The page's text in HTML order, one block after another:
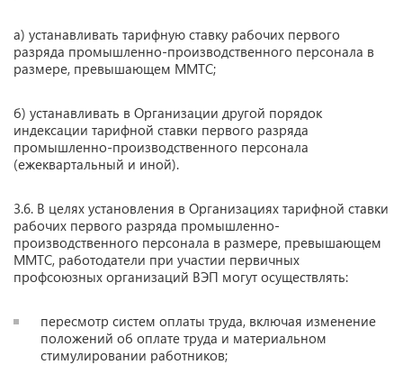
а) устанавливать тарифную ставку рабочих первого
разряда промышленно-производственного персонала в
размере, превышающем ММТС;
б) устанавливать в Организации другой порядок
индексации тарифной ставки первого разряда
промышленно-производственного персонала
(ежеквартальный и иной).
3.6. В целях установления в Организациях тарифной ставки
рабочих первого разряда промышленно-
производственного персонала в размере, превышающем
ММТС, работодатели при участии первичных
профсоюзных организаций ВЭП могут осуществлять:
пересмотр систем оплаты труда, включая изменение
положений об оплате труда и материальном
стимулировании работников;